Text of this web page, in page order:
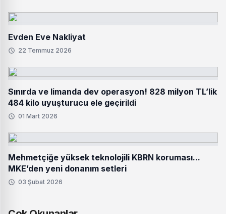
Evden Eve Nakliyat
22 Temmuz 2026
Sınırda ve limanda dev operasyon! 828 milyon TL’lik
484 kilo uyuşturucu ele geçirildi
01 Mart 2026
Mehmetçiğe yüksek teknolojili KBRN koruması...
MKE’den yeni donanım setleri
03 Şubat 2026